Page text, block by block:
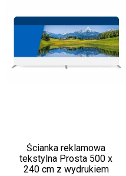
Ścianka reklamowa
tekstylna Prosta 500 x
240 cm z wydrukiem